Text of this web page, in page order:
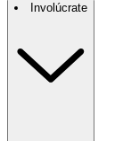
Involúcrate